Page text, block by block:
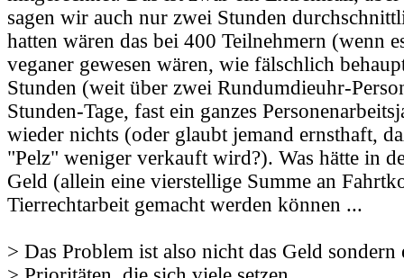
sagen wir auch nur zwei Stunden
hatten wären das bei 400 Teilnehmern (wenn
veganer gewesen wären, wie fälschlich
Stunden (weit über zwei Rundumdieuhr-
Stunden-Tage, fast ein ganzes
wieder nichts (oder glaubt jemand ernsthaft,
"Pelz" weniger verkauft wird?). Was hätte in
Geld (allein eine vierstellige Summe an
Tierrechtarbeit gemacht werden können ...
> Das Problem ist also nicht das Geld sondern